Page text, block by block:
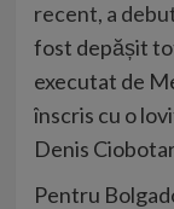
recent, a
fost depășit
executat de
înscris cu o
Denis
Pentru